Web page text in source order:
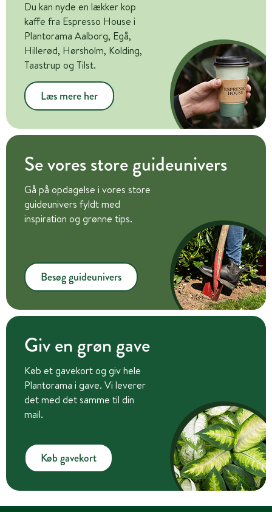
Du kan nyde en lækker kop
kaffe fra Espresso House i
Plantorama Aalborg, Egå,
Hillerød, Hørsholm, Kolding,
Taastrup og Tilst.
Læs mere her
Se vores store guideunivers
Gå på opdagelse i vores store
guideunivers fyldt med
inspiration og grønne tips.
Besøg guideunivers
Giv en grøn gave
Køb et gavekort og giv hele
Plantorama i gave. Vi leverer
det med det samme til din
mail.
Køb gavekort